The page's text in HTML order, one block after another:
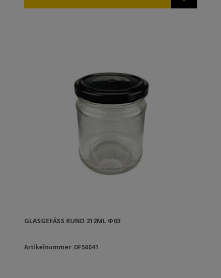
GLASGEFÄSS RUND 212ML Φ63
Artikelnummer: DF56041